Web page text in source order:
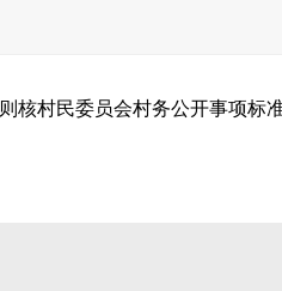
则核村民委员会村务公开事项标